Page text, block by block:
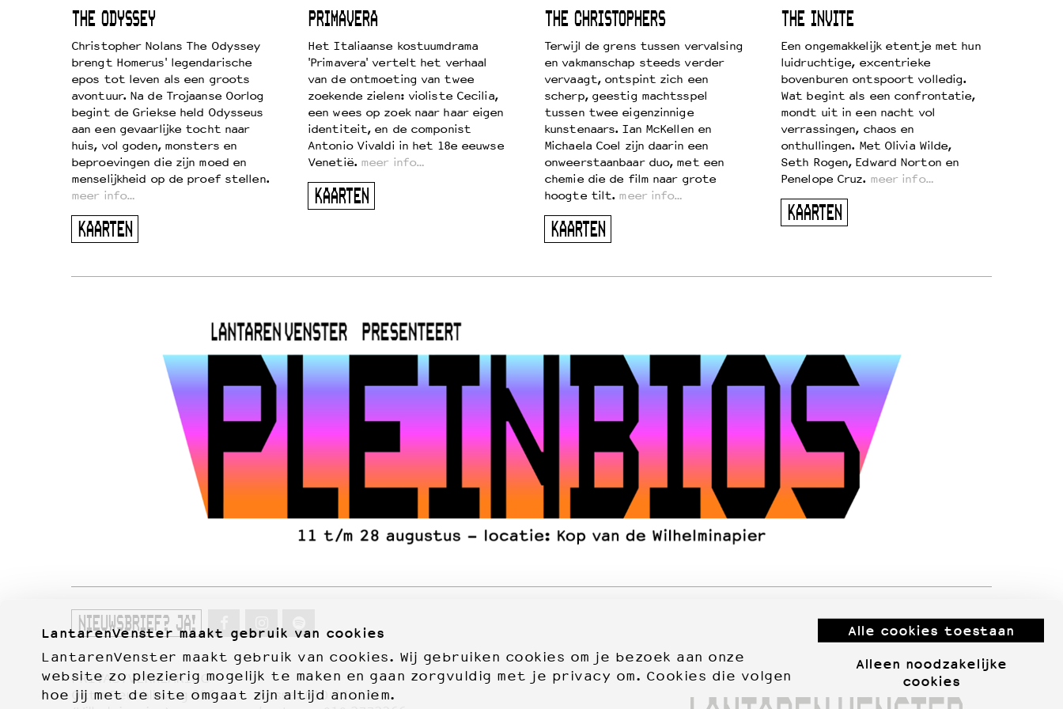
LantarenVenster maakt gebruik van cookies
LantarenVenster maakt gebruik van cookies. Wij gebruiken cookies om je bezoek aan onze
website zo plezierig mogelijk te maken en gaan zorgvuldig met je privacy om. Cookies die volgen
hoe jij met de site omgaat zijn altijd anoniem.
Alle cookies toestaan
Alleen noodzakelijke
cookies
THE ODYSSEY
Christopher Nolans The Odyssey
brengt Homerus' legendarische
epos tot leven als een groots
avontuur. Na de Trojaanse Oorlog
begint de Griekse held Odysseus
aan een gevaarlijke tocht naar
huis, vol goden, monsters en
beproevingen die zijn moed en
menselijkheid op de proef stellen.
meer info…
KAARTEN
PRIMAVERA
Het Italiaanse kostuumdrama
'Primavera' vertelt het verhaal
van de ontmoeting van twee
zoekende zielen: violiste Cecilia,
een wees op zoek naar haar eigen
identiteit, en de componist
Antonio Vivaldi in het 18e eeuwse
Venetië. meer info…
KAARTEN
THE CHRISTOPHERS
Terwijl de grens tussen vervalsing
en vakmanschap steeds verder
vervaagt, ontspint zich een
scherp, geestig machtsspel
tussen twee eigenzinnige
kunstenaars. Ian McKellen en
Michaela Coel zijn daarin een
onweerstaanbaar duo, met een
chemie die de film naar grote
hoogte tilt. meer info…
KAARTEN
THE INVITE
Een ongemakkelijk etentje met hun
luidruchtige, excentrieke
bovenburen ontspoort volledig.
Wat begint als een confrontatie,
mondt uit in een nacht vol
verrassingen, chaos en
onthullingen. Met Olivia Wilde,
Seth Rogen, Edward Norton en
Penelope Cruz. meer info…
KAARTEN
NIEUWSBRIEF? JA!
PRIVACYVERKLARING
Otto Reuchlinweg 996
kassa:010 2772277